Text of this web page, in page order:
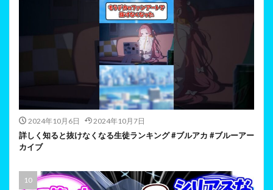
2024年10月6日 2024年10月7日
詳しく知ると抜けなくなる生徒ランキング #ブルアカ #ブルーアー
カイブ